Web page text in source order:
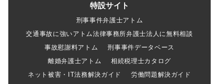
特設サイト
刑事事件弁護士アトム
交通事故に強いアトム法律事務所弁護士法人に無料相談
事故慰謝料アトム
刑事事件データベース
離婚弁護士アトム
相続税理士カタログ
ネット被害・IT法務解決ガイド
労働問題解決ガイド